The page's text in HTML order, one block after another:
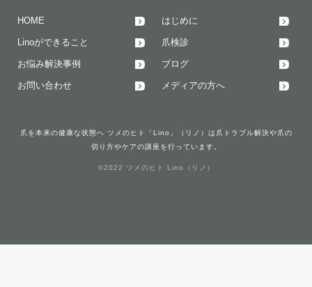
HOME はじめに
Linoができること 爪検診
お悩み解決事例 ブログ
お問い合わせ メディアの方へ
爪を本来の健康な状態へ ツメのヒト「Lino」（リノ）は爪トラブル解決や爪の
切り方やケアの講座を行っています。
©2022 ツメのヒト Lino（リノ）